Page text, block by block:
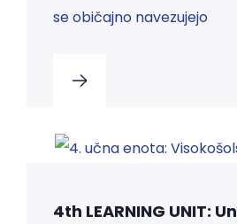
se običajno navezujejo
4th LEARNING UNIT: